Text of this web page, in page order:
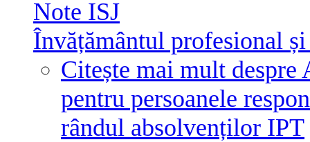
Note ISJ
Învățământul profesional
Citește mai mult despre
pentru persoanele
rândul absolvenților IPT